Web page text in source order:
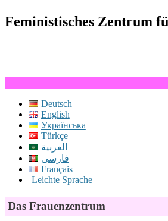
Feministisches Zentrum
Deutsch
English
Українська
Türkçe
العربية
فارسی
Français
Leichte Sprache
Das Frauenzentrum